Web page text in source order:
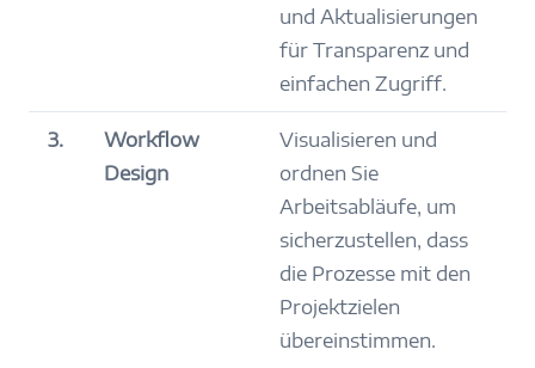
und Aktualisierungen
für Transparenz und
einfachen Zugriff.
3.
Workflow
Design
Visualisieren und
ordnen Sie
Arbeitsabläufe, um
sicherzustellen, dass
die Prozesse mit den
Projektzielen
übereinstimmen.